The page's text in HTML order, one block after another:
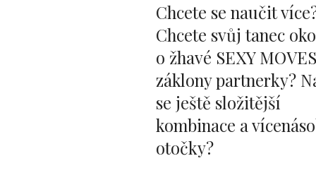
Chcete se naučit
Chcete svůj tanec
o žhavé SEXY
záklony partnerky?
se ještě složitější
kombinace a
otočky?